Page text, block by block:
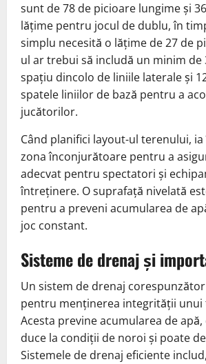
sunt de 78 de picioare lungime și
lățime pentru jocul de dublu, în
simplu necesită o lățime de 27 de
ul ar trebui să includă un minim de
spațiu dincolo de liniile laterale și
spatele liniilor de bază pentru a
jucătorilor.
Când planifici layout-ul terenului,
zona înconjurătoare pentru a
adecvat pentru spectatori și
întreținere. O suprafață nivelată
pentru a preveni acumularea de
joc constant.
Sisteme de drenaj și
Un sistem de drenaj
pentru menținerea integrității unui
Acesta previne acumularea de
duce la condiții de noroi și poate
Sistemele de drenaj eficiente